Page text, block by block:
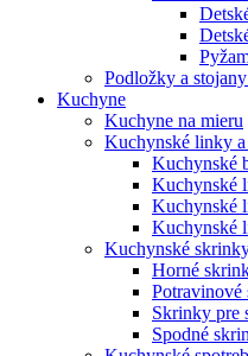
Podložky a
Kuchyne
Kuchyne na mieru
Kuchynské linky
Kuchynské
Kuchynské
Kuchynské
Kuchynské
Kuchynské
Horné
Skrinky pre
Spodné